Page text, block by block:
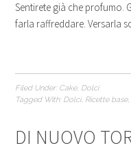
Sentirete già che profumo.
farla raffreddare. Versarla
Filed Under: Cake, Dolci
Tagged With: Dolci, Ricette base,
DI NUOVO